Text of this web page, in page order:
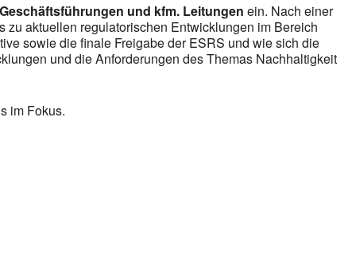
und kfm. Leitungen ein. Nach einer
zu aktuellen regulatorischen Entwicklungen im Bereich
sowie die finale Freigabe der ESRS und wie sich die
und die Anforderungen des Themas Nachhaltigkeit
im Fokus.